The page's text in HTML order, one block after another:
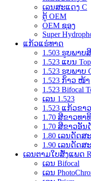
ເລນສະແດງ C
ຕູ້ OEM
OEM ຊອງ
Super
ແກ້ວແຮ່ທາດ
1.503 ຮູບພາບ
1.523 ແບນ
1.523 ຮູບພາບ
1.523 ກ້າວ ໜ້າ
1.523 Bifocal
ເລນ 1.523
1.523 ແກ້ວຂາວ
1.70 ສີຂາວທາ
1.70 ສີຂາວອັ
1.80 ເລນດັດສ
1.90 ເລນດັດສ
ເລນຕາມໃບສັ່ງແພດ
ເລນ Bifocal
ເລນ